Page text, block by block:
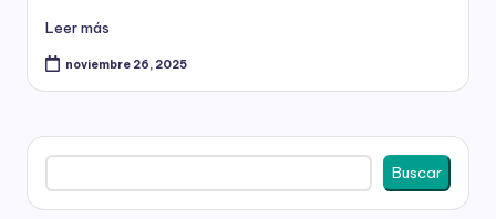
e
r
R
i
n
g
Leer más
noviembre 26, 2025
Buscar
Buscar